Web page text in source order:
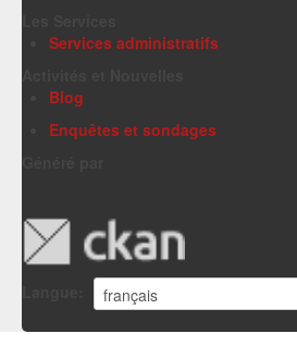
Services administratifs
Blog
Enquêtes et sondages